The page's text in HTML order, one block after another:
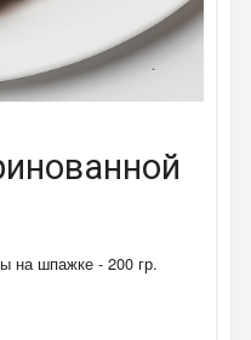
на шпажке - 200 гр.